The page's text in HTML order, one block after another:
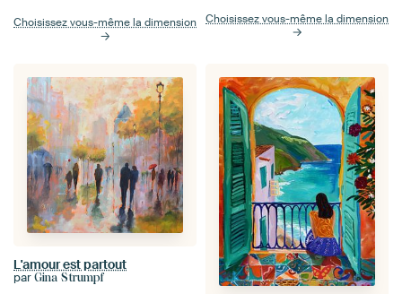
Choisissez vous-même la dimension Choisissez vous-même la dimension
L'amour est partout
par Gina Strumpf